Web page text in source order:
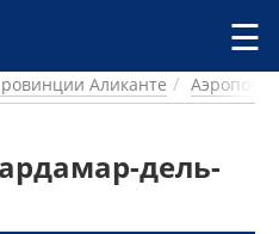
☰
Аликанте
дель-